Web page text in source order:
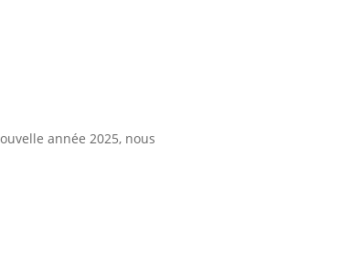
année 2025, nous